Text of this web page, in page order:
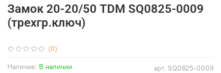
(0)
арт. SQ0825-0009
Наличие: В наличии
Замок 20-20/50 TDM SQ0825-0009
(трехгр.ключ)